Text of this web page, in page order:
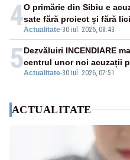
4Actualitate-30 iul. 2026, 08:43
O primărie din Sibiu e
sate fără proiect și fără
5Actualitate-30 iul. 2026, 07:51
Dezvăluiri INCENDIARE
centrul unor noi acuzații
ACTUALITATE